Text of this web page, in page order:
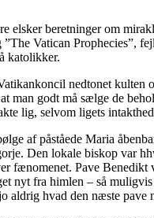
elsker beretninger om
Vatican Prophecies”,
katolikker.
nedtonet
man godt må sælge de
lig, selvom ligets
af påståede Maria
Den lokale biskop var
fænomenet. Pave Benedikt
nyt fra himlen – så
aldrig hvad den næste pave